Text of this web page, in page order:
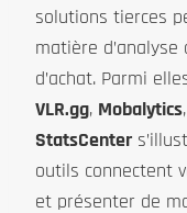
solutions tierces
matière
d’achat. Parmi
VLR.gg, Mobalytics,
StatsCenter
outils connectent
et présenter de